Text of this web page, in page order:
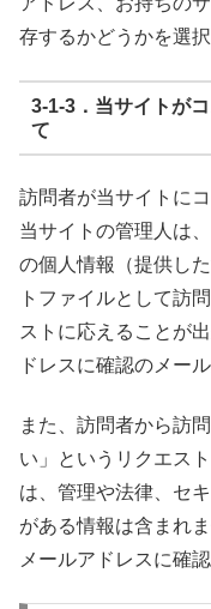
存するかどうかを選択
3-1-3．当サイトが
て
訪問者が当サイトに
当サイトの管理人は
の個人情報（提供し
トファイルとして訪
ストに応えることが
ドレスに確認のメー
また、訪問者から訪
い」というリクエス
は、管理や法律、セ
がある情報は含まれ
メールアドレスに確